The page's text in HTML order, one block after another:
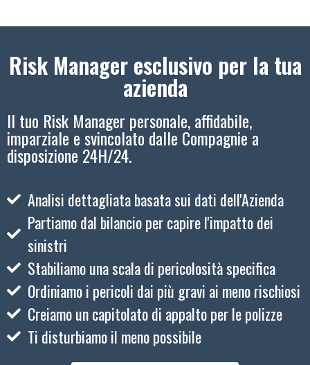
Risk Manager esclusivo per la tua
azienda
Il tuo Risk Manager personale, affidabile,
imparziale e svincolato dalle Compagnie a
disposizione 24H/24.
Analisi dettagliata basata sui dati dell'Azienda
Partiamo dal bilancio per capire l'impatto dei
sinistri
Stabiliamo una scala di pericolosità specifica
Ordiniamo i pericoli dai più gravi ai meno rischiosi
Creiamo un capitolato di appalto per le polizze
Ti disturbiamo il meno possibile